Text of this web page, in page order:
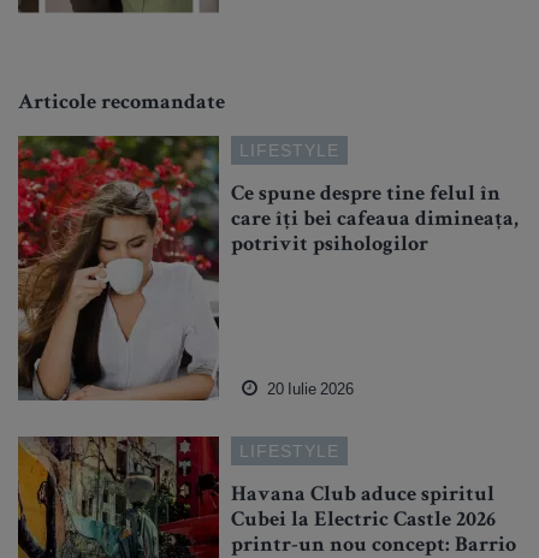
Articole recomandate
LIFESTYLE
Ce spune despre tine felul în
care îți bei cafeaua dimineața,
potrivit psihologilor
20 Iulie 2026
LIFESTYLE
Havana Club aduce spiritul
Cubei la Electric Castle 2026
printr-un nou concept: Barrio